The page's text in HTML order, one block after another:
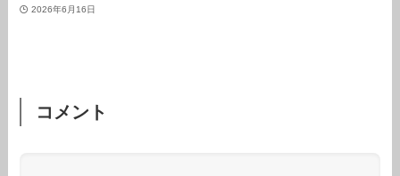
2026年6月16日
コメント